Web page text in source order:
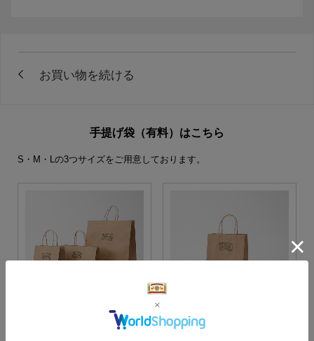
手提げ袋（有料）はこちら
S・M・Lの3つサイズをご用意しております。
S・M・Lサイズより当店に
Sサイズ